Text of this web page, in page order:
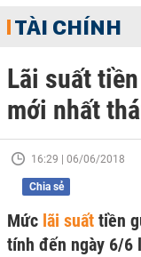
TÀI CHÍNH
Lãi suất
mới nhất
16:29 | 06/06/2018
Chia sẻ
Mức lãi suất tiền
tính đến ngày 6/6